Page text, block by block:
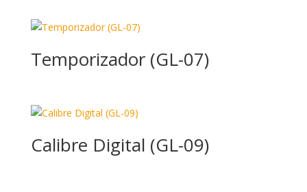
Temporizador (GL-07)
Calibre Digital (GL-09)